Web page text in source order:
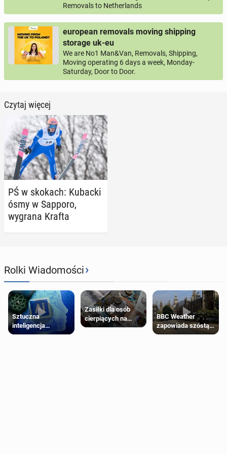
Removals to Netherlands
european removals moving shipping
storage uk-eu
We are No1 Man&Van, Removals, Shipping,
Moving operating 6 days a week, Monday-
Saturday, Door to Door.
Czytaj więcej
PŚ w skokach: Kubacki
ósmy w Sapporo,
wygrana Krafta
Rolki Wiadomości›
Sztuczna
inteligencja
próbowała oszukać
Zasiłki dla osób
cierpiących na
schorzenia
BBC Weather
zapowiada szóstą
falę upałów w